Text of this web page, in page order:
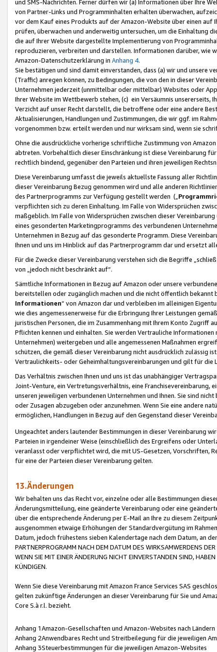
und SMS-Nachrichten. Ferner dürfen wir (a) Informationen über Ihre
von Partner-Links und Programminhalten erhalten überwachen,
vor dem Kauf eines Produkts auf der Amazon-Website über einen
prüfen, überwachen und anderweitig untersuchen, um die Einhaltung
die auf Ihrer Website dargestellte Implementierung von
reproduzieren, verbreiten und darstellen. Informationen darüber, wie
Amazon-Datenschutzerklärung in Anhang 4.
Sie bestätigen und sind damit einverstanden, dass (a) wir und
(Traffic) anregen können, zu Bedingungen, die von den in dieser
Unternehmen jederzeit (unmittelbar oder mittelbar) Websites oder
Ihrer Website im Wettbewerb stehen, (c) ein Versäumnis unsererseits,
Verzicht auf unser Recht darstellt, die betroffene oder eine andere
Aktualisierungen, Handlungen und Zustimmungen, die wir ggf. im
vorgenommen bzw. erteilt werden und nur wirksam sind, wenn sie
Ohne die ausdrückliche vorherige schriftliche Zustimmung von
abtreten. Vorbehaltlich dieser Einschränkung ist diese Vereinbarung
rechtlich bindend, gegenüber den Parteien und ihren jeweiligen
Diese Vereinbarung umfasst die jeweils aktuellste Fassung aller
dieser Vereinbarung Bezug genommen wird und alle anderen
des Partnerprogramms zur Verfügung gestellt werden („
verpflichten sich zu deren Einhaltung. Im Falle von Widersprüchen
maßgeblich. Im Falle von Widersprüchen zwischen dieser
eines gesonderten Marketingprogramms des verbundenen
Unternehmen in Bezug auf das gesonderte Programm. Diese
Ihnen und uns im Hinblick auf das Partnerprogramm dar und ersetzt
Für die Zwecke dieser Vereinbarung verstehen sich die Begriffe
von „jedoch nicht beschränkt auf“.
Sämtliche Informationen in Bezug auf Amazon oder unsere
bereitstellen oder zugänglich machen und die nicht öffentlich
Informationen“ von Amazon dar und verbleiben im alleinigen
wie dies angemessenerweise für die Erbringung Ihrer Leistungen
juristischen Personen, die im Zusammenhang mit Ihrem Konto
Pflichten kennen und einhalten. Sie werden Vertrauliche
Unternehmen) weitergeben und alle angemessenen Maßnahmen
schützen, die gemäß dieser Vereinbarung nicht ausdrücklich zulässig
Vertraulichkeits- oder Geheimhaltungsvereinbarungen und gilt für die
Das Verhältnis zwischen Ihnen und uns ist das unabhängiger
Joint-Venture, ein Vertretungsverhältnis, eine Franchisevereinbarung,
unseren jeweiligen verbundenen Unternehmen und Ihnen. Sie sind
oder Zusagen abzugeben oder anzunehmen. Wenn Sie eine andere
ermöglichen, Handlungen in Bezug auf den Gegenstand dieser
Ungeachtet anders lautender Bestimmungen in dieser Vereinbarung
Parteien in irgendeiner Weise (einschließlich des Ergreifens oder
veranlasst oder verpflichtet wird, die mit US-Gesetzen, Vorschriften,
für eine der Parteien dieser Vereinbarung gelten.
13.Änderungen
Wir behalten uns das Recht vor, einzelne oder alle Bestimmungen
Änderungsmitteilung, eine geänderte Vereinbarung oder eine
über die entsprechende Änderung per E-Mail an Ihre zu diesem
ausgenommen etwaige Erhöhungen der Standardvergütung im
Datum, jedoch frühestens sieben Kalendertage nach dem Datum, an
PARTNERPROGRAMM NACH DEM DATUM DES WIRKSAMWERDENS
WENN SIE MIT EINER ÄNDERUNG NICHT EINVERSTANDEN SIND,
KÜNDIGEN.
Wenn Sie diese Vereinbarung mit Amazon France Services SAS
gelten zukünftige Änderungen an dieser Vereinbarung für Sie und
Core S.à r.l. bezieht.
Anhang 1Amazon-Gesellschaften und Amazon-Websites nach Ländern
Anhang 2Anwendbares Recht und Streitbeilegung für die jeweiligen
Anhang 3Steuerbestimmungen für die jeweiligen Amazon-Websites